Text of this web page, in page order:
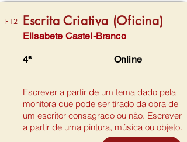
F12 Escrita Criativa (Oficina)
Elisabete Castel-Branco
4ª Online
Escrever a partir de um tema dado pela
monitora que pode ser tirado da obra de
um escritor consagrado ou não. Escrever
a partir de uma pintura, música ou objeto.